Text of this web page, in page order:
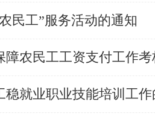
民工”服务活动的通知
障农民工工资支付工作
稳就业职业技能培训工